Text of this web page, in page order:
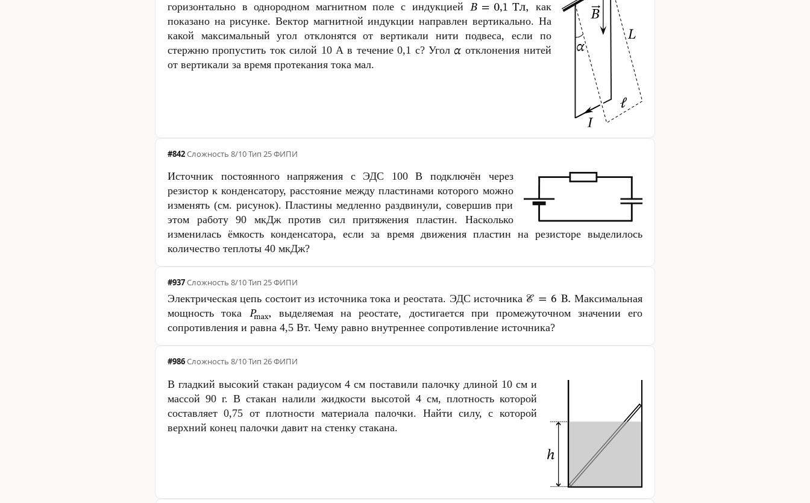
горизонтально в однородном магнитном поле с индукцией
как
показано на рисунке. Вектор магнитной индукции направлен вертикально. На
какой максимальный угол отклонятся от вертикали нити подвеса, если по
стержню пропустить ток силой 10 А в течение0,1 с? Угол
отклонения нитей
от вертикали за время протекания тока мал.
#842·Сложность 8/10·Тип 25·ФИПИ
Источник постоянного напряжения с ЭДС 100 В подключён через
резистор к конденсатору, расстояние между пластинами которого можно
изменять (см. рисунок). Пластины медленно раздвинули, совершив при
этом работу 90 мкДж против сил притяжения пластин. Насколько
изменилась ёмкость конденсатора, если за время движения пластин на резисторе выделилось
количество теплоты 40 мкДж?
#937·Сложность 8/10·Тип 25·ФИПИ
Электрическая цепь состоит из источника тока и реостата. ЭДС источника
Максимальная
мощность тока
выделяемая на реостате, достигается при промежуточном значении его
сопротивления и равна 4,5 Вт. Чему равно внутреннее сопротивление источника?
#986·Сложность 8/10·Тип 26·ФИПИ
В гладкий высокий стакан радиусом4 см поставили палочку длиной 10 сми
массой 90 г. В стакан налили жидкости высотой 4 см, плотность которой
составляет 0,75 от плотности материала палочки. Найти силу, с которой
верхний конец палочки давит на стенку стакана.